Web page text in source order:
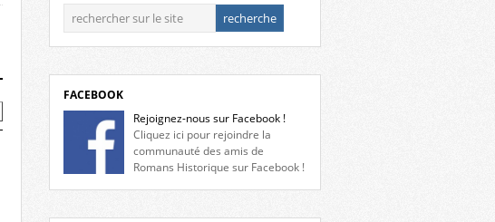
FACEBOOK
Rejoignez-nous sur Facebook !
Cliquez ici pour rejoindre la
communauté des amis de
Romans Historique sur Facebook !